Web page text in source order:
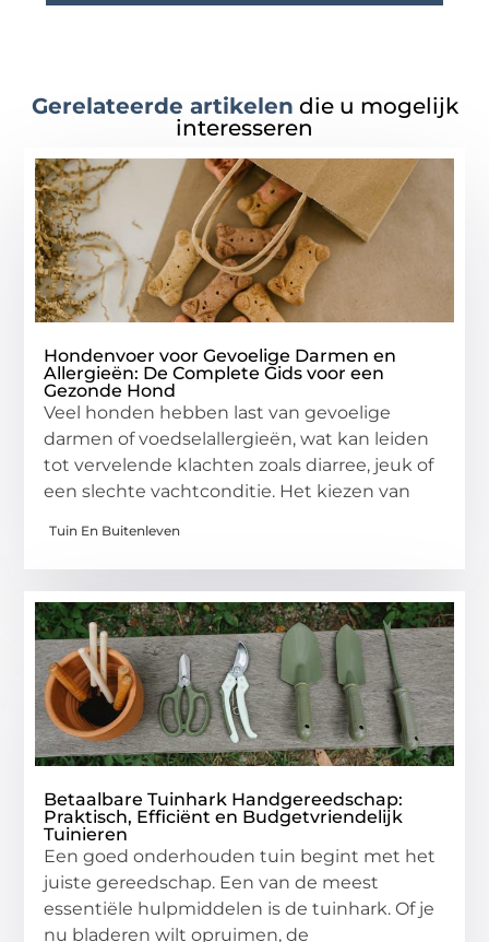
Gerelateerde artikelen die u mogelijk
interesseren
Hondenvoer voor Gevoelige Darmen en
Allergieën: De Complete Gids voor een
Gezonde Hond
Veel honden hebben last van gevoelige
darmen of voedselallergieën, wat kan leiden
tot vervelende klachten zoals diarree, jeuk of
een slechte vachtconditie. Het kiezen van
Tuin En Buitenleven
Betaalbare Tuinhark Handgereedschap:
Praktisch, Efficiënt en Budgetvriendelijk
Tuinieren
Een goed onderhouden tuin begint met het
juiste gereedschap. Een van de meest
essentiële hulpmiddelen is de tuinhark. Of je
nu bladeren wilt opruimen, de